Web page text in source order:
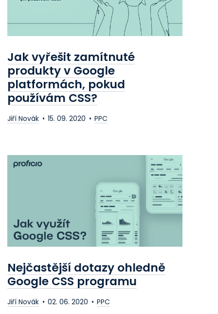
Jak vyřešit zamítnuté
produkty v Google
platformách, pokud
používám CSS?
Jiří Novák 15. 09. 2020 PPC
Nejčastější dotazy ohledně
Google CSS programu
Jiří Novák 02. 06. 2020 PPC